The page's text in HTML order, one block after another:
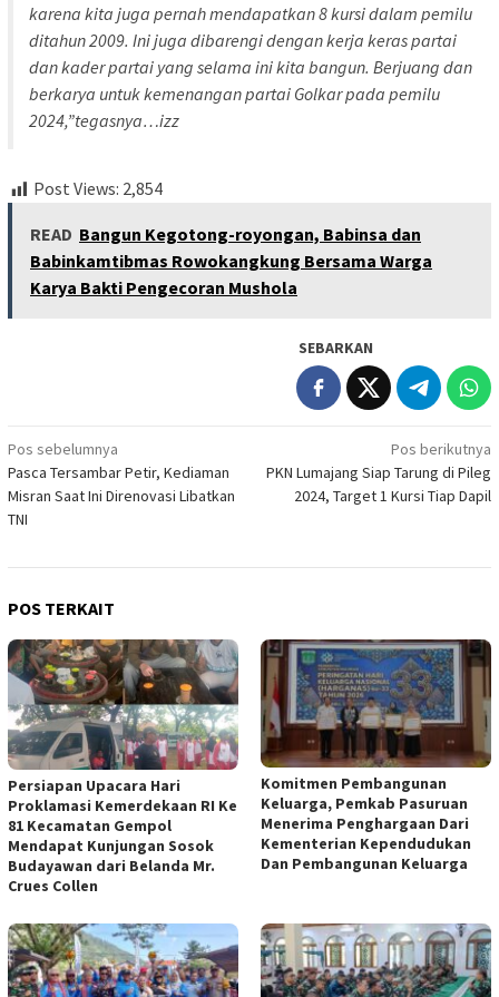
karena kita juga pernah mendapatkan 8 kursi dalam pemilu
ditahun 2009. Ini juga dibarengi dengan kerja keras partai
dan kader partai yang selama ini kita bangun. Berjuang dan
berkarya untuk kemenangan partai Golkar pada pemilu
2024,”tegasnya…izz
Post Views: 2,854
READ Bangun Kegotong-royongan, Babinsa dan
Babinkamtibmas Rowokangkung Bersama Warga
Karya Bakti Pengecoran Mushola
SEBARKAN
Navigasi
pos
Pos sebelumnya
Pasca Tersambar Petir, Kediaman
Misran Saat Ini Direnovasi Libatkan
TNI
Pos berikutnya
PKN Lumajang Siap Tarung di Pileg
2024, Target 1 Kursi Tiap Dapil
POS TERKAIT
Persiapan Upacara Hari
Proklamasi Kemerdekaan RI Ke
81 Kecamatan Gempol
Mendapat Kunjungan Sosok
Budayawan dari Belanda Mr.
Crues Collen
Komitmen Pembangunan
Keluarga, Pemkab Pasuruan
Menerima Penghargaan Dari
Kementerian Kependudukan
Dan Pembangunan Keluarga